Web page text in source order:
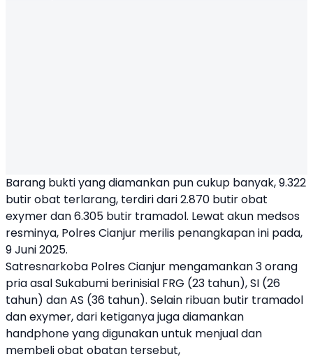
Barang bukti yang diamankan pun cukup banyak, 9.322
butir obat terlarang, terdiri dari 2.870 butir obat
exymer dan 6.305 butir tramadol. Lewat akun medsos
resminya, Polres Cianjur merilis penangkapan ini pada,
9 Juni 2025.
Satresnarkoba Polres Cianjur mengamankan 3 orang
pria asal Sukabumi berinisial FRG (23 tahun), SI (26
tahun) dan AS (36 tahun). Selain ribuan butir tramadol
dan exymer, dari ketiganya juga diamankan
handphone yang digunakan untuk menjual dan
membeli obat obatan tersebut,